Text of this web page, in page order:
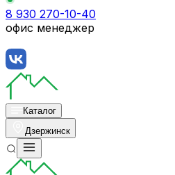
8 930 270-10-40
офис менеджер
Каталог
Дзержинск